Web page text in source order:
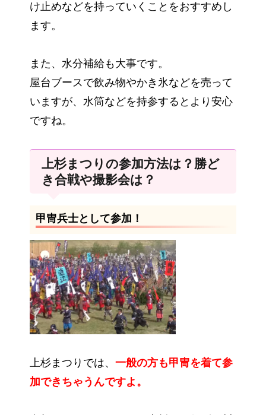
け止めなどを持っていくことをおすすめし
ます。
また、水分補給も大事です。
屋台ブースで飲み物やかき氷などを売って
いますが、水筒などを持参するとより安心
ですね。
上杉まつりの参加方法は？勝ど
き合戦や撮影会は？
甲冑兵士として参加！
上杉まつりでは、 一般の方も甲冑を着て参
加できちゃうんですよ。